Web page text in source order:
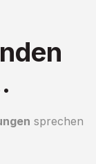
sprechen